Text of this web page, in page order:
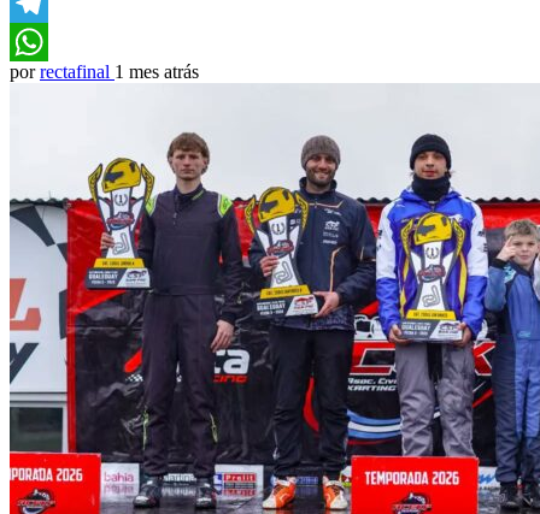
Telegram
WhatsApp
por rectafinal 1 mes atrás